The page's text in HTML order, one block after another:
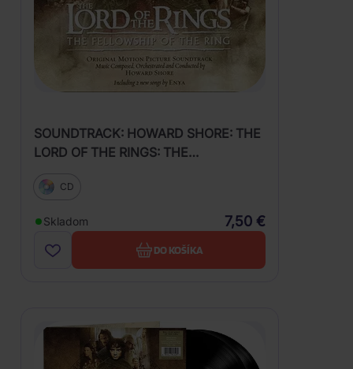
SOUNDTRACK: HOWARD SHORE: THE
LORD OF THE RINGS: THE
PRSTENŮ: SPOLEČENSTVO PRSTENU)
CD
Skladom 7,50 €
DO KOŠÍKA